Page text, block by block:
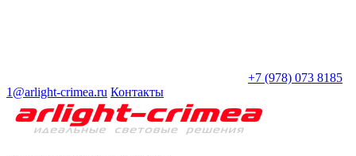
+7 (978) 073 8185
1@arlight-crimea.ru Контакты